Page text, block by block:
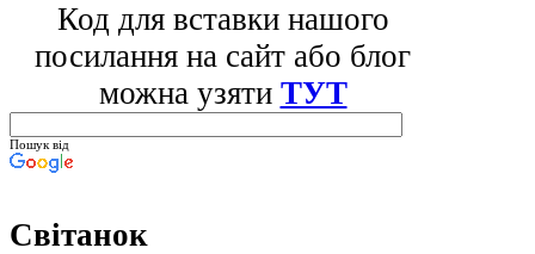
Код для вставки нашого
посилання на сайт або блог
можна узяти ТУТ
Пошук від
Світанок